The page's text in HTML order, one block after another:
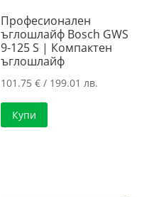
Професионален
ъглошлайф Bosch GWS
9-125 S | Компактен
ъглошлайф
101.75€ / 199.01 лв.
Купи